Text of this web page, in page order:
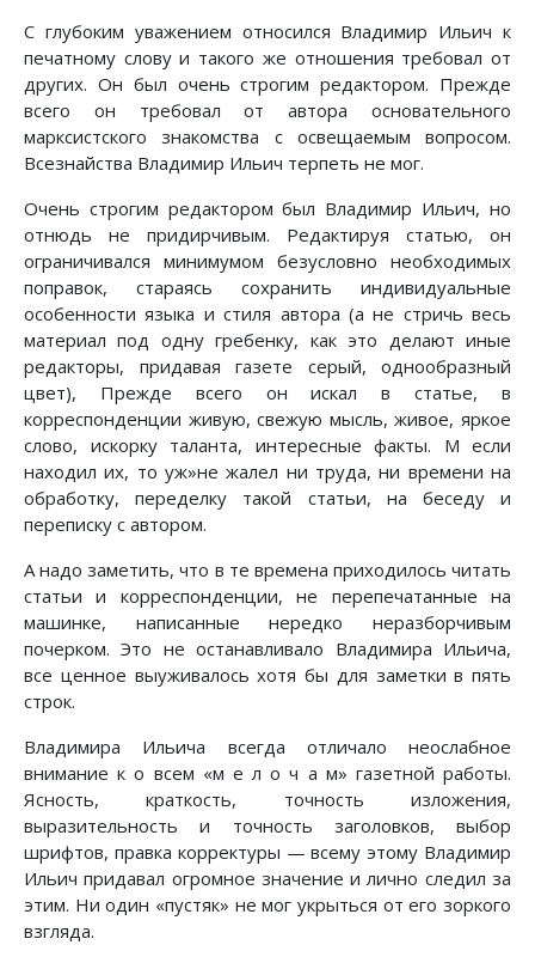
С глубоким уважением относился Владимир Ильич к
печатному слову и такого же отношения требовал от
других. Он был очень строгим редактором. Прежде
всего он требовал от автора основательного
марксистского знакомства с освещаемым вопросом.
Всезнайства Владимир Ильич терпеть не мог.
Очень строгим редактором был Владимир Ильич, но
отнюдь не придирчивым. Редактируя статью, он
ограничивался минимумом безусловно необходимых
поправок, стараясь сохранить индивидуальные
особенности языка и стиля автора (а не стричь весь
материал под одну гребенку, как это делают иные
редакторы, придавая газете серый, однообразный
цвет), Прежде всего он искал в статье, в
корреспонденции живую, свежую мысль, живое, яркое
слово, искорку таланта, интересные факты. М если
находил их, то уж»не жалел ни труда, ни времени на
обработку, переделку такой статьи, на беседу и
переписку с автором.
А надо заметить, что в те времена приходилось читать
статьи и корреспонденции, не перепечатанные на
машинке, написанные нередко неразборчивым
почерком. Это не останавливало Владимира Ильича,
все ценное выуживалось хотя бы для заметки в пять
строк.
Владимира Ильича всегда отличало неослабное
внимание к о всем «м е л о ч а м» газетной работы.
Ясность, краткость, точность изложения,
выразительность и точность заголовков, выбор
шрифтов, правка корректуры — всему этому Владимир
Ильич придавал огромное значение и лично следил за
этим. Ни один «пустяк» не мог укрыться от его зоркого
взгляда.